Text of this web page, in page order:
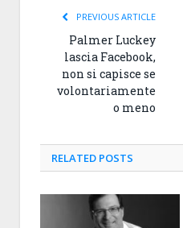
PREVIOUS ARTICLE
Palmer Luckey
lascia Facebook,
non si capisce se
volontariamente
o meno
RELATED POSTS